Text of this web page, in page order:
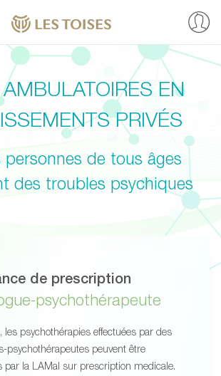
EN
PRIVÉS
de tous âges
des troubles psychiques
de prescription
psychothérapeute
les psychothérapies effectuées par des
psychothérapeutes peuvent être
par la LAMal sur prescription medicale.